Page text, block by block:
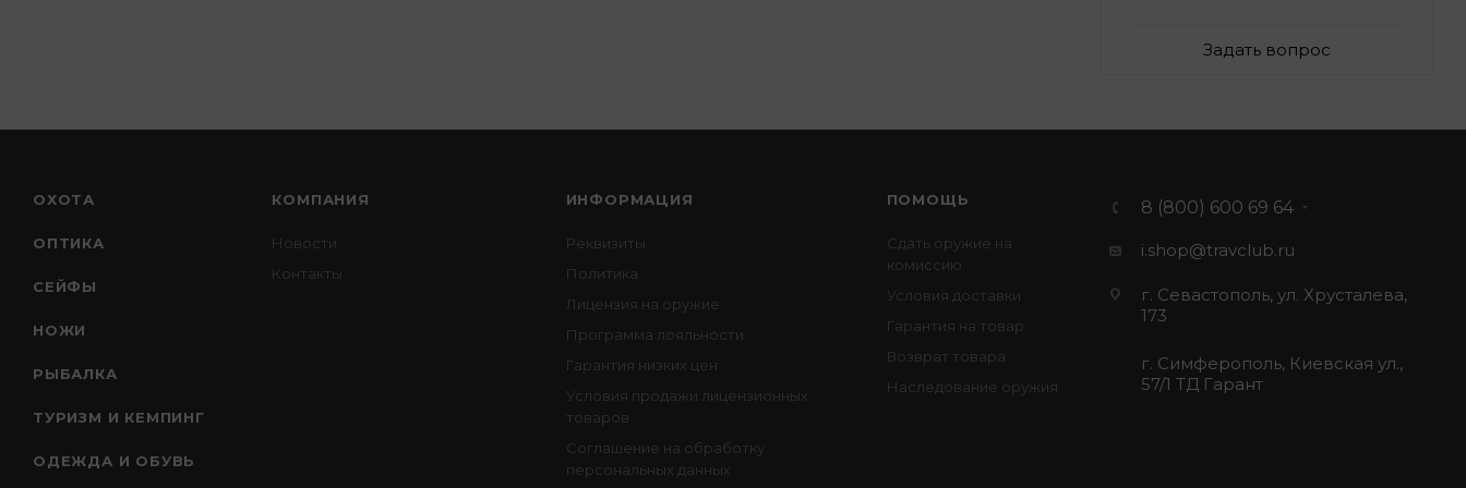
Задать вопрос
ОХОТА
ОПТИКА
СЕЙФЫ
НОЖИ
РЫБАЛКА
ТУРИЗМ И КЕМПИНГ
ОДЕЖДА И ОБУВЬ
КОМПАНИЯ
Новости
Контакты
ИНФОРМАЦИЯ
Реквизиты
Политика
Лицензия на оружие
Программа лояльности
Гарантия низких цен
Условия продажи лицензионных
товаров
Соглашение на обработку
персональных данных
ПОМОЩЬ
Сдать оружие на
комиссию
Условия доставки
Гарантия на товар
Возврат товара
Наследование оружия
8 (800) 600 69 64
i.shop@travclub.ru
г. Севастополь, ул. Хрусталева,
173
г. Симферополь, Киевская ул.,
57/1 ТД Гарант